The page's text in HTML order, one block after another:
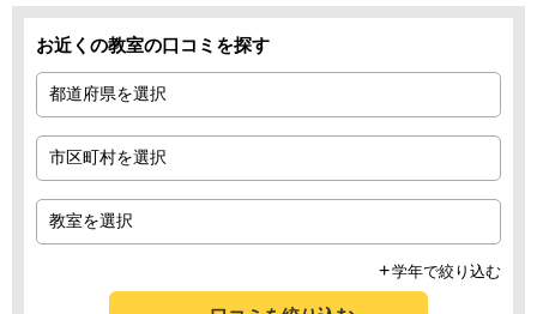
お近くの教室の口コミを探す
学年で絞り込む